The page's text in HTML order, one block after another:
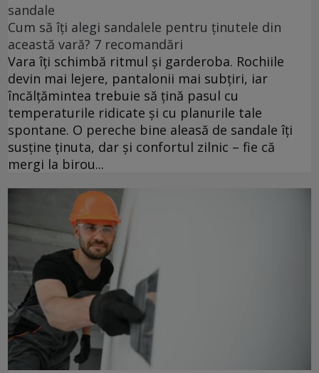
sandale
Cum să îți alegi sandalele pentru ținutele din
această vară? 7 recomandări
Vara îți schimbă ritmul și garderoba. Rochiile
devin mai lejere, pantalonii mai subțiri, iar
încălțămintea trebuie să țină pasul cu
temperaturile ridicate și cu planurile tale
spontane. O pereche bine aleasă de sandale îți
susține ținuta, dar și confortul zilnic – fie că
mergi la birou...